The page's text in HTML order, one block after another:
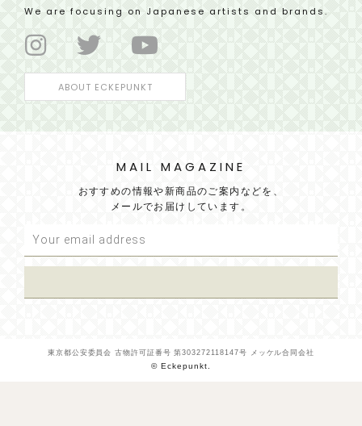
We are focusing on Japanese artists and brands.
ABOUT ECKEPUNKT
MAIL MAGAZINE
おすすめの情報や新商品のご案内などを、
メールでお届けしています。
東京都公安委員会 古物許可証番号 第303272118147号 メッケル合同会社
© Eckepunkt.